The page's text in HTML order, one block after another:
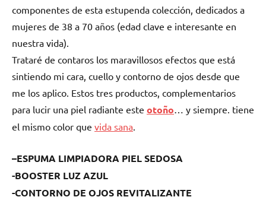
componentes de esta estupenda colección, dedicados a
mujeres de 38 a 70 años (edad clave e interesante en
nuestra vida).
Trataré de contaros los maravillosos efectos que está
sintiendo mi cara, cuello y contorno de ojos desde que
me los aplico. Estos tres productos, complementarios
para lucir una piel radiante este otoño… y siempre. tiene
el mismo color que vida sana.
–ESPUMA LIMPIADORA PIEL SEDOSA
-BOOSTER LUZ AZUL
-CONTORNO DE OJOS REVITALIZANTE